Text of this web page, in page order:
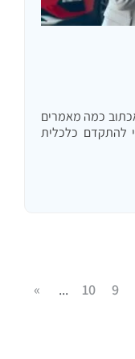
כמה מאמרים
להתקדם כלכלית
וכו'. באותו
9
10
...
»